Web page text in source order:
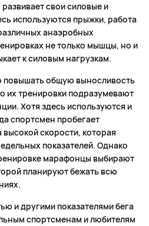
свои силовые и
используются прыжки, работа
анаэробных
не только мышцы, но и
к силовым нагрузкам.
общую выносливость
их тренировки подразумевают
Хотя здесь используются и
спортсмен пробегает
скорости, которая
показателей. Однако
марафонцы выбирают
планируют бежать всю
и другими показателями бега
спортсменам и любителям